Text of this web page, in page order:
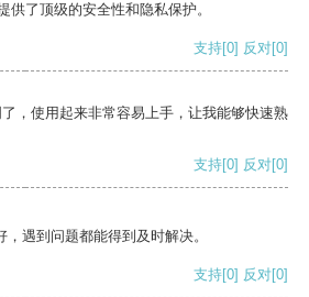
供了顶级的安全性和隐私保护。
支持[0] 反对[0]
，使用起来非常容易上手，让我能够快速熟
支持[0] 反对[0]
遇到问题都能得到及时解决。
支持[0] 反对[0]